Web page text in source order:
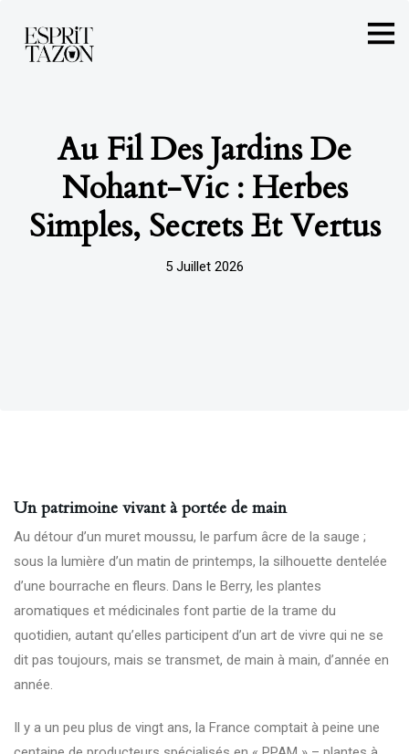
Au Fil Des Jardins De
Nohant-Vic : Herbes
Simples, Secrets Et Vertus
5 Juillet 2026
Un patrimoine vivant à portée de main
Au détour d’un muret moussu, le parfum âcre de la sauge ;
sous la lumière d’un matin de printemps, la silhouette dentelée
d’une bourrache en fleurs. Dans le Berry, les plantes
aromatiques et médicinales font partie de la trame du
quotidien, autant qu’elles participent d’un art de vivre qui ne se
dit pas toujours, mais se transmet, de main à main, d’année en
année.
Il y a un peu plus de vingt ans, la France comptait à peine une